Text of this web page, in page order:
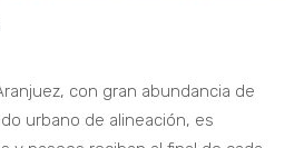
con gran abundancia de
urbano de alineación, es